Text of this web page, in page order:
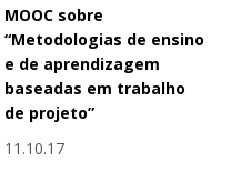
MOOC sobre
“Metodologias de ensino
e de aprendizagem
baseadas em trabalho
de projeto”
11.10.17